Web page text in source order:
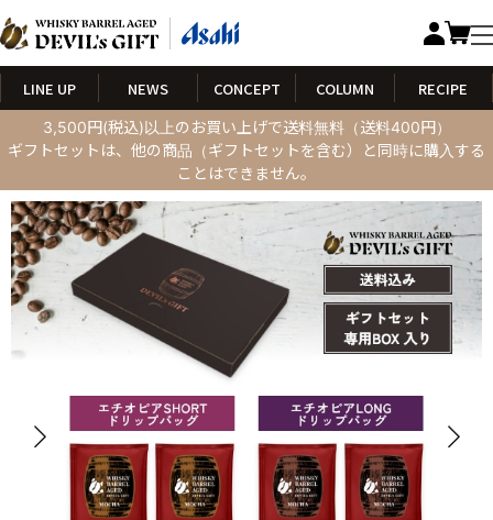
LINE UP NEWS CONCEPT COLUMN RECIPE
3,500円(税込)以上のお買い上げで送料無料（送料400円）
ギフトセットは、他の商品（ギフトセットを含む）と同時に購入する
ことはできません。